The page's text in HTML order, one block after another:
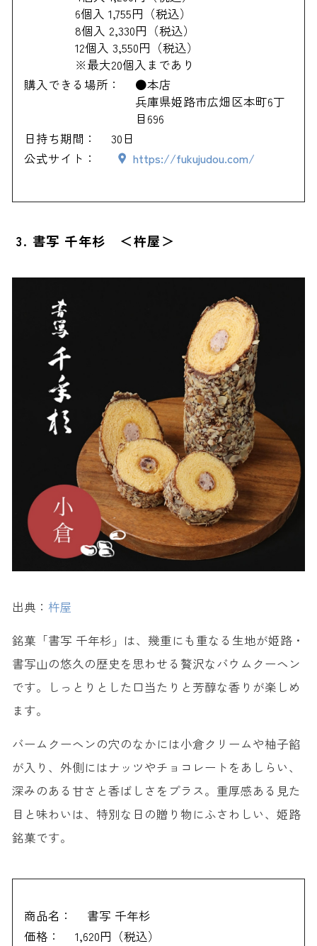
6個入 1,755円（税込）
8個入 2,330円（税込）
12個入 3,550円（税込）
※最大20個入まであり
購入できる場所：
●本店
兵庫県姫路市広畑区本町6丁
目696
日持ち期間：
30日
公式サイト：
https://fukujudou.com/
3. 書写 千年杉 ＜杵屋＞
出典： 杵屋
銘菓「書写 千年杉」は、幾重にも重なる生地が姫路・
書写山の悠久の歴史を思わせる贅沢なバウムクーヘン
です。しっとりとした口当たりと芳醇な香りが楽しめ
ます。
バームクーヘンの穴のなかには小倉クリームや柚子餡
が入り、外側にはナッツやチョコレートをあしらい、
深みのある甘さと香ばしさをプラス。重厚感ある見た
目と味わいは、特別な日の贈り物にふさわしい、姫路
銘菓です。
商品名：
書写 千年杉
価格：
1,620円（税込）